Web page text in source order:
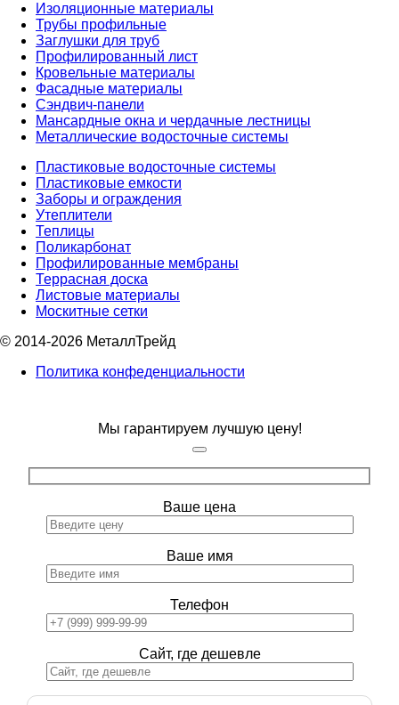
Изоляционные материалы
Трубы профильные
Заглушки для труб
Профилированный лист
Кровельные материалы
Фасадные материалы
Сэндвич-панели
Мансардные окна и чердачные лестницы
Металлические водосточные системы
Пластиковые водосточные системы
Пластиковые емкости
Заборы и ограждения
Утеплители
Теплицы
Поликарбонат
Профилированные мембраны
Террасная доска
Листовые материалы
Москитные сетки
© 2014-2026 МеталлТрейд
Политика конфеденциальности
Мы гарантируем лучшую цену!
Ваше цена
Ваше имя
Телефон
Сайт, где дешевле